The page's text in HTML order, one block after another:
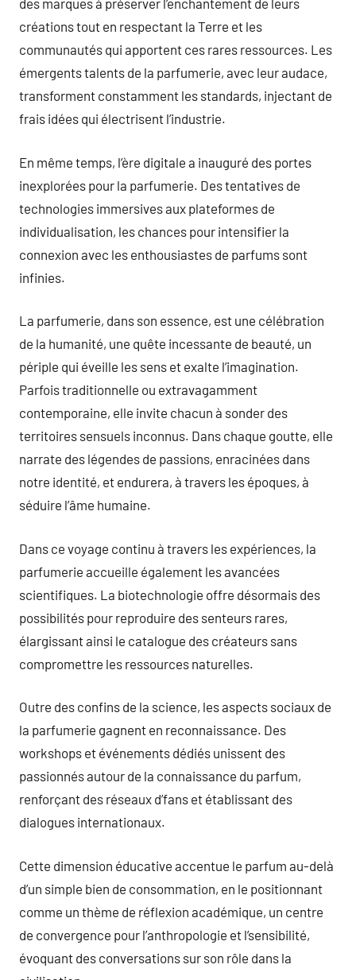
des marques à préserver l’enchantement de leurs
créations tout en respectant la Terre et les
communautés qui apportent ces rares ressources. Les
émergents talents de la parfumerie, avec leur audace,
transforment constamment les standards, injectant de
frais idées qui électrisent l’industrie.
En même temps, l’ère digitale a inauguré des portes
inexplorées pour la parfumerie. Des tentatives de
technologies immersives aux plateformes de
individualisation, les chances pour intensifier la
connexion avec les enthousiastes de parfums sont
infinies.
La parfumerie, dans son essence, est une célébration
de la humanité, une quête incessante de beauté, un
périple qui éveille les sens et exalte l’imagination.
Parfois traditionnelle ou extravagamment
contemporaine, elle invite chacun à sonder des
territoires sensuels inconnus. Dans chaque goutte, elle
narrate des légendes de passions, enracinées dans
notre identité, et endurera, à travers les époques, à
séduire l’âme humaine.
Dans ce voyage continu à travers les expériences, la
parfumerie accueille également les avancées
scientifiques. La biotechnologie offre désormais des
possibilités pour reproduire des senteurs rares,
élargissant ainsi le catalogue des créateurs sans
compromettre les ressources naturelles.
Outre des confins de la science, les aspects sociaux de
la parfumerie gagnent en reconnaissance. Des
workshops et événements dédiés unissent des
passionnés autour de la connaissance du parfum,
renforçant des réseaux d’fans et établissant des
dialogues internationaux.
Cette dimension éducative accentue le parfum au-delà
d’un simple bien de consommation, en le positionnant
comme un thème de réflexion académique, un centre
de convergence pour l’anthropologie et l’sensibilité,
évoquant des conversations sur son rôle dans la